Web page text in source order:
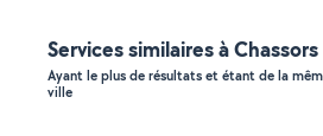
Services similaires à Chassors
Ayant le plus de résultats et étant de la
ville